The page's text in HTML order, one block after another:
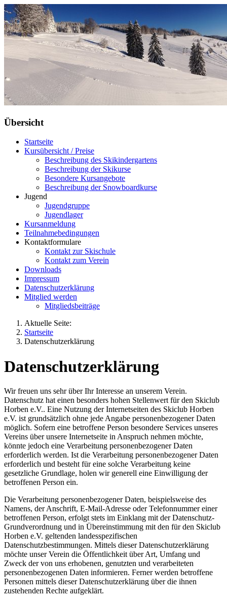
Übersicht
Startseite
Kursübersicht / Preise
Beschreibung des Skikindergartens
Beschreibung der Skikurse
Besondere Kursangebote
Beschreibung der Snowboardkurse
Jugend
Jugendgruppe
Jugendlager
Kursanmeldung
Teilnahmebedingungen
Kontaktformulare
Kontakt zur Skischule
Kontakt zum Verein
Downloads
Impressum
Datenschutzerklärung
Mitglied werden
Mitgliedsbeiträge
Aktuelle Seite:
Startseite
Datenschutzerklärung
Datenschutzerklärung
Wir freuen uns sehr über Ihr Interesse an unserem Verein.
Datenschutz hat einen besonders hohen Stellenwert für den Skiclub
Horben e.V.. Eine Nutzung der Internetseiten des Skiclub Horben
e.V. ist grundsätzlich ohne jede Angabe personenbezogener Daten
möglich. Sofern eine betroffene Person besondere Services unseres
Vereins über unsere Internetseite in Anspruch nehmen möchte,
könnte jedoch eine Verarbeitung personenbezogener Daten
erforderlich werden. Ist die Verarbeitung personenbezogener Daten
erforderlich und besteht für eine solche Verarbeitung keine
gesetzliche Grundlage, holen wir generell eine Einwilligung der
betroffenen Person ein.
Die Verarbeitung personenbezogener Daten, beispielsweise des
Namens, der Anschrift, E-Mail-Adresse oder Telefonnummer einer
betroffenen Person, erfolgt stets im Einklang mit der Datenschutz-
Grundverordnung und in Übereinstimmung mit den für den Skiclub
Horben e.V. geltenden landesspezifischen
Datenschutzbestimmungen. Mittels dieser Datenschutzerklärung
möchte unser Verein die Öffentlichkeit über Art, Umfang und
Zweck der von uns erhobenen, genutzten und verarbeiteten
personenbezogenen Daten informieren. Ferner werden betroffene
Personen mittels dieser Datenschutzerklärung über die ihnen
zustehenden Rechte aufgeklärt.